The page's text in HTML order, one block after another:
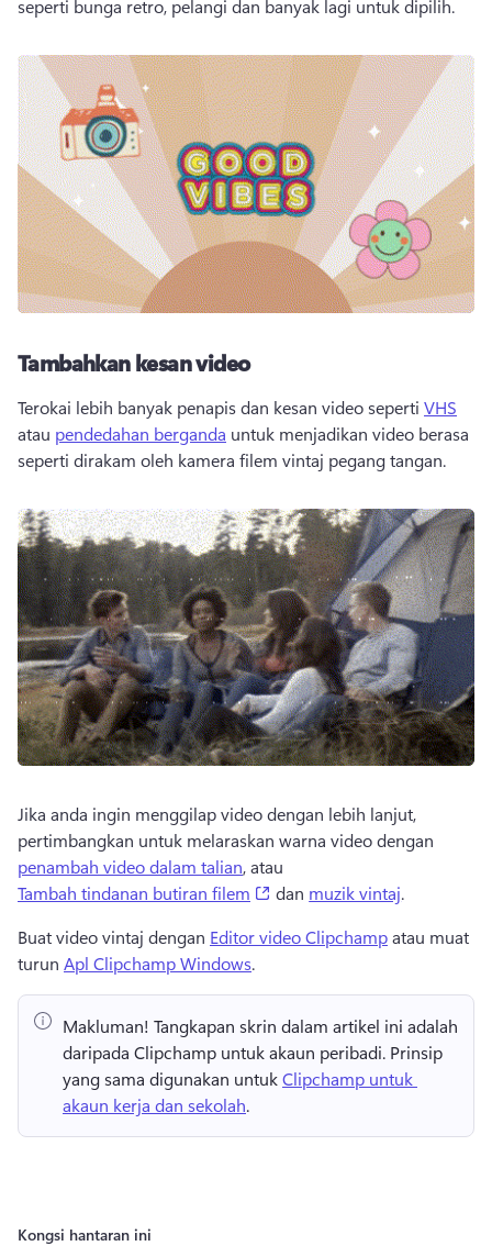
seperti bunga retro, pelangi dan banyak lagi untuk dipilih.
Tambahkan kesan video
Terokai lebih banyak penapis dan kesan video seperti VHS
atau pendedahan berganda untuk menjadikan video berasa
seperti dirakam oleh kamera filem vintaj pegang tangan.
Jika anda ingin menggilap video dengan lebih lanjut,
pertimbangkan untuk melaraskan warna video dengan
penambah video dalam talian, atau
Tambah tindanan butiran filem
(opens in a new tab)
dan muzik vintaj.
Buat video vintaj dengan Editor video Clipchamp atau muat
turun Apl Clipchamp Windows.
Makluman! Tangkapan skrin dalam artikel ini adalah
daripada Clipchamp untuk akaun peribadi. Prinsip
yang sama digunakan untuk Clipchamp untuk
akaun kerja dan sekolah.
Kongsi hantaran ini